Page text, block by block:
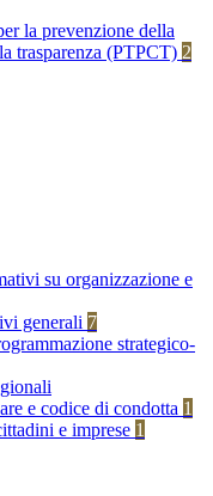
la prevenzione della
trasparenza (PTPCT) 2
su organizzazione e
generali 7
strategico-
e codice di condotta 1
e imprese 1